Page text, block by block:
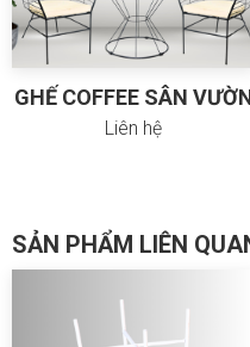
GHẾ COFFEE SÂN
Liên hệ
SẢN PHẨM LIÊN